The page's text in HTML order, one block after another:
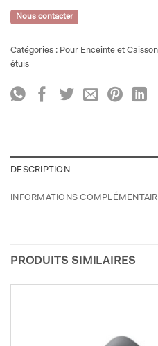
Nous contacter
Catégories : Pour Enceinte et Caisson
étuis
DESCRIPTION
INFORMATIONS
PRODUITS SIMILAIRES